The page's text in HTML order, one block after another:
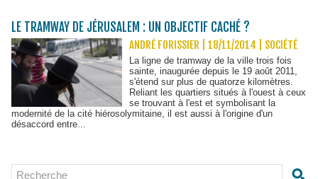
LE TRAMWAY DE JÉRUSALEM : UN OBJECTIF CACHÉ ?
ANDRÉ FORISSIER | 18/11/2014 SOCIÉTÉ
La ligne de tramway de la ville trois fois
sainte, inaugurée depuis le 19 août 2011,
s'étend sur plus de quatorze kilomètres.
Reliant les quartiers situés à l'ouest à ceux
se trouvant à l'est et symbolisant la
modernité de la cité hiérosolymitaine, il est aussi à l'origine d'un
désaccord entre...